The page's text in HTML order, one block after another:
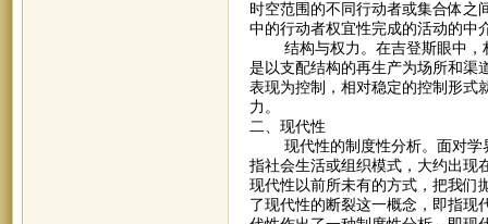
时空范围的不同行动者或集合体之
中的行动者权宜性完成的活动的中
结构与权力。在吉登斯眼中，权
是以支配结构的再生产为场所和渠
表现为控制，相对稳定的控制形式
力。
二、现代性
现代性的制度性分析。面对学界
指社会生活或组织模式，大约出现
现代性以前所未有的方式，把我们
了现代性的断裂这一概念，即指现